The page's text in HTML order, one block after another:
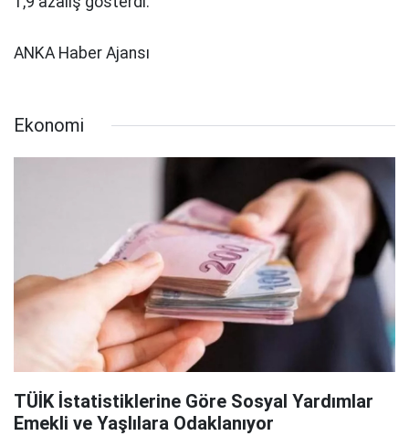
ANKA Haber Ajansı
Ekonomi
TÜİK İstatistiklerine Göre Sosyal Yardımlar
Emekli ve Yaşlılara Odaklanıyor